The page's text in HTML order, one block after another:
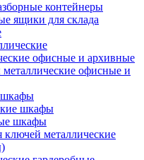
контейнеры
ящики для склада
офисные и архивные
офисные и
шкафы
шкафы
металлические